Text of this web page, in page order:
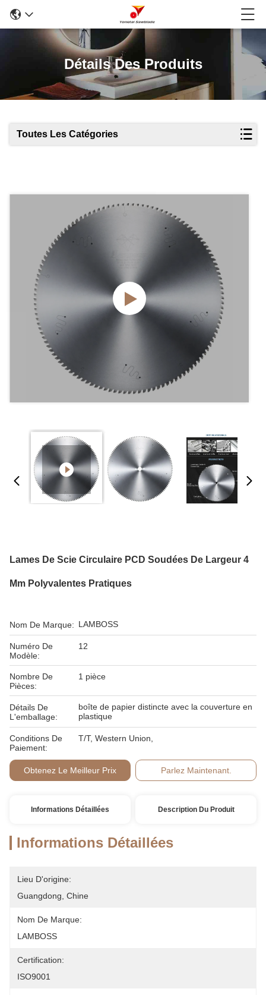
Détails Des Produits
Toutes Les Catégories
Lames De Scie Circulaire PCD Soudées De Largeur 4
Mm Polyvalentes Pratiques
Nom De Marque: LAMBOSS
Numéro De
Modèle:
12
Nombre De
Pièces:
1 pièce
Détails De
L'emballage:
boîte de papier distincte avec la couverture en
plastique
Conditions De
Paiement:
T/T, Western Union,
Obtenez Le Meilleur Prix Parlez Maintenant.
Informations Détaillées Description Du Produit
Informations Détaillées
Lieu D'origine:
Guangdong, Chine
Nom De Marque:
LAMBOSS
Certification:
ISO9001